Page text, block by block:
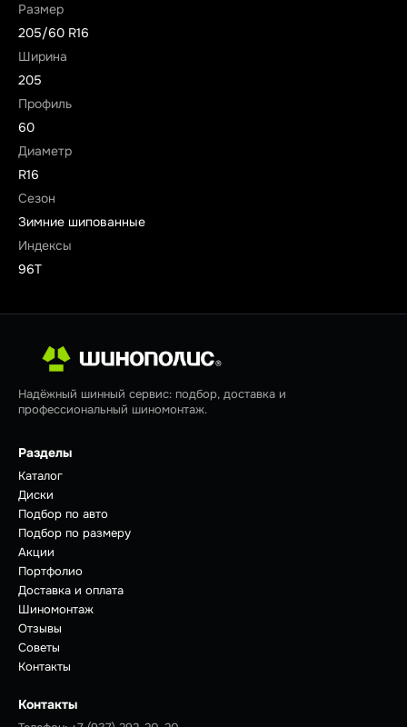
Размер
205/60 R16
Ширина
205
Профиль
60
Диаметр
R16
Сезон
Зимние шипованные
Индексы
96T
Надёжный шинный сервис: подбор, доставка и
профессиональный шиномонтаж.
Разделы
Каталог
Диски
Подбор по авто
Подбор по размеру
Акции
Портфолио
Доставка и оплата
Шиномонтаж
Отзывы
Советы
Контакты
Контакты